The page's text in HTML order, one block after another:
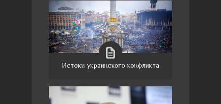
Истоки украинского конфликта